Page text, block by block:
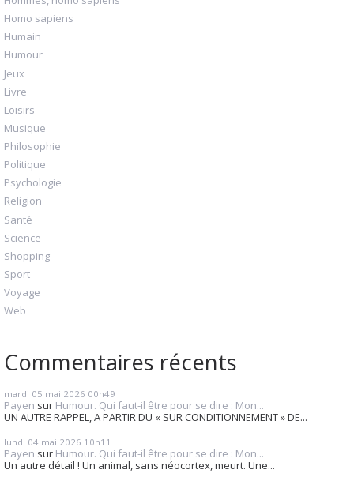
Homo sapiens
Humain
Humour
Jeux
Livre
Loisirs
Musique
Philosophie
Politique
Psychologie
Religion
Santé
Science
Shopping
Sport
Voyage
Web
Commentaires récents
mardi 05 mai 2026 00h49
Payen sur Humour. Qui faut-il être pour se dire : Mon...
UN AUTRE RAPPEL, A PARTIR DU « SUR CONDITIONNEMENT » DE...
lundi 04 mai 2026 10h11
Payen sur Humour. Qui faut-il être pour se dire : Mon...
Un autre détail ! Un animal, sans néocortex, meurt. Une...